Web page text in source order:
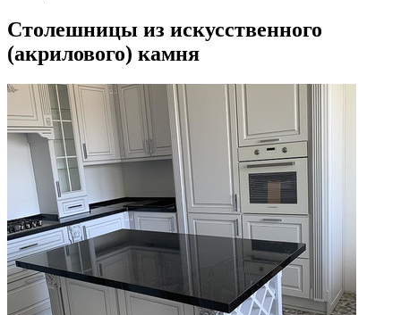
Столешницы из искусственного
(акрилового) камня